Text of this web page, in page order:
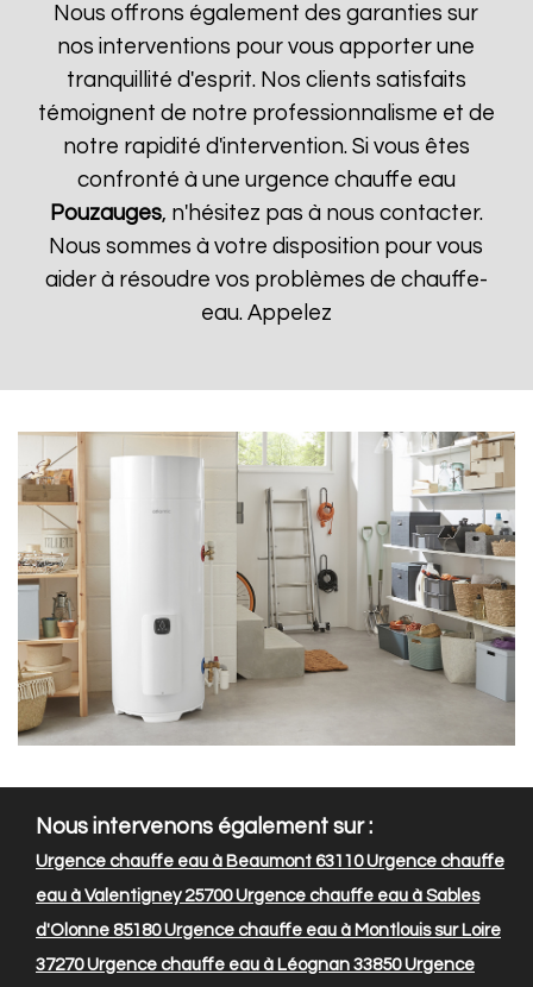
Nous offrons également des garanties sur
nos interventions pour vous apporter une
tranquillité d'esprit. Nos clients satisfaits
témoignent de notre professionnalisme et de
notre rapidité d'intervention. Si vous êtes
confronté à une urgence chauffe eau
Pouzauges, n'hésitez pas à nous contacter.
Nous sommes à votre disposition pour vous
aider à résoudre vos problèmes de chauffe-
eau. Appelez
Nous intervenons également sur :
Urgence chauffe eau à Beaumont 63110Urgence chauffe
eau à Valentigney 25700Urgence chauffe eau à Sables
d'Olonne 85180Urgence chauffe eau à Montlouis sur Loire
37270Urgence chauffe eau à Léognan 33850Urgence